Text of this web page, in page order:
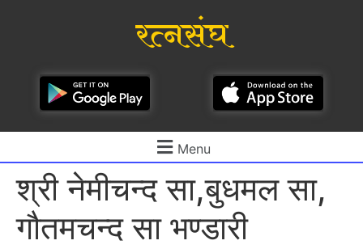
रत्नसंघ
Menu
श्री नेमीचन्द सा,बुधमल सा,
गौतमचन्द सा भण्डारी